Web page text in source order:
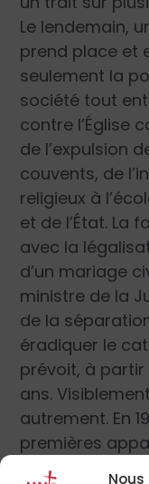
Le lendemain,
prend place et
seulement la
société tout
contre l’Église
de l’expulsion
couvents, de
religieux à
et de l’État. La
avec la
d’un mariage
ministre de la
de la
éradiquer le
prévoit, à partir
ans.
autrement. En
premières
nouvelles